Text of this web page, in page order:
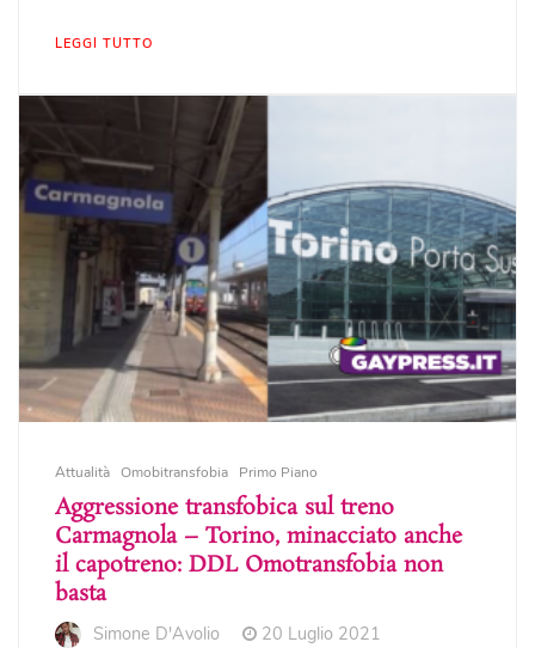
LEGGI TUTTO
Attualità Omobitransfobia Primo Piano
Aggressione transfobica sul treno
Carmagnola – Torino, minacciato anche
il capotreno: DDL Omotransfobia non
basta
Simone D'Avolio
20 Luglio 2021